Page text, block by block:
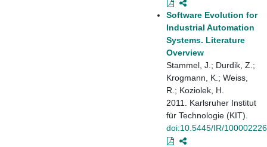
Software Evolution for
Industrial Automation
Systems. Literature
Overview
Stammel, J.; Durdik, Z.;
Krogmann, K.; Weiss,
R.; Koziolek, H.
2011. Karlsruher Institut
für Technologie (KIT).
doi:10.5445/IR/